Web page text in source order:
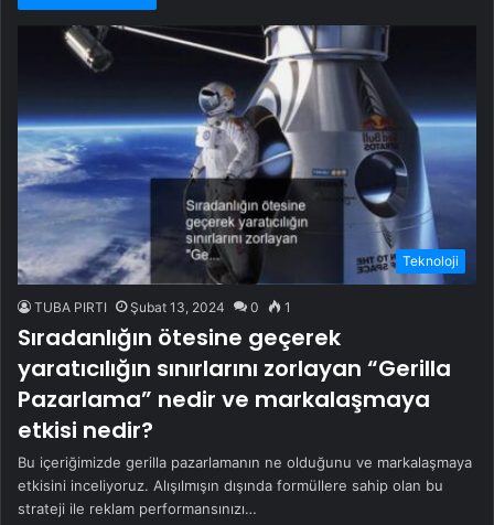
Teknoloji
TUBA PIRTI Şubat 13, 2024 0 1
Sıradanlığın ötesine geçerek
yaratıcılığın sınırlarını zorlayan “Gerilla
Pazarlama” nedir ve markalaşmaya
etkisi nedir?
Bu içeriğimizde gerilla pazarlamanın ne olduğunu ve markalaşmaya
etkisini inceliyoruz. Alışılmışın dışında formüllere sahip olan bu
strateji ile reklam performansınızı…